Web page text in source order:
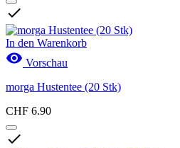

In den Warenkorb
 Vorschau
morga Hustentee (20 Stk)
CHF 6.90
